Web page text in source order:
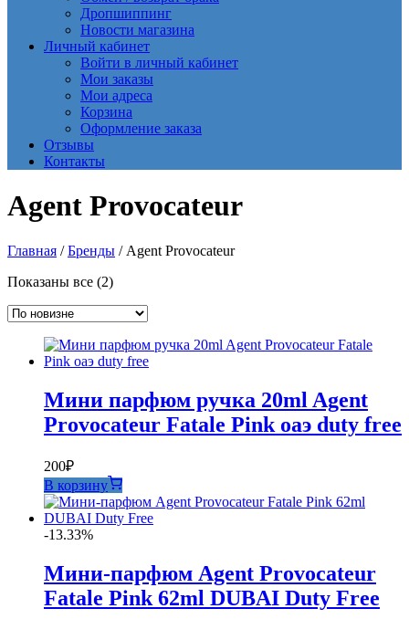
Дропшиппинг
Новости магазина
Личный кабинет
Войти в личный кабинет
Мои заказы
Мои адреса
Корзина
Оформление заказа
Отзывы
Контакты
Agent Provocateur
Главная /Бренды / Agent Provocateur
Показаны все (2)Сортировка:
недавние
Мини парфюм ручка 20ml Agent
Provocateur Fatale Pink оаэ duty free
200₽
В корзину
-13.33%
Мини-парфюм Agent Provocateur
Fatale Pink 62ml DUBAI Duty Free